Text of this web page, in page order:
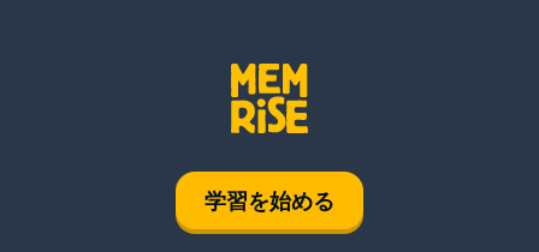
学習を始める